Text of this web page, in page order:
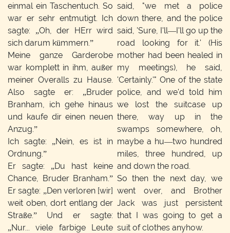
einmal ein Taschentuch. So
war er sehr entmutigt. Ich
sagte: „Oh, der HErr wird
sich darum kümmern.”
Meine ganze Garderobe
war komplett in ihm, außer
meiner Overalls zu Hause.
Also sagte er: „Bruder
Branham, ich gehe hinaus
und kaufe dir einen neuen
Anzug.”
Ich sagte: „Nein, es ist in
Ordnung.”
Er sagte: „Du hast keine
Chance, Bruder Branham.”
Er sagte: „Den verloren [wir]
weit oben, dort entlang der
Straße.” Und er sagte:
„Nur... viele farbige Leute
said, "we met a police
down there, and the police
said, 'Sure, I'll—I'll go up the
road looking for it.' (His
mother had been healed in
my meetings), he said,
'Certainly.'" One of the state
police, and we'd told him
we lost the suitcase up
there, way up in the
swamps somewhere, oh,
maybe a hu—two hundred
miles, three hundred, up
and down the road.
So then the next day, we
went over, and Brother
Jack was just persistent
that I was going to get a
suit of clothes anyhow.